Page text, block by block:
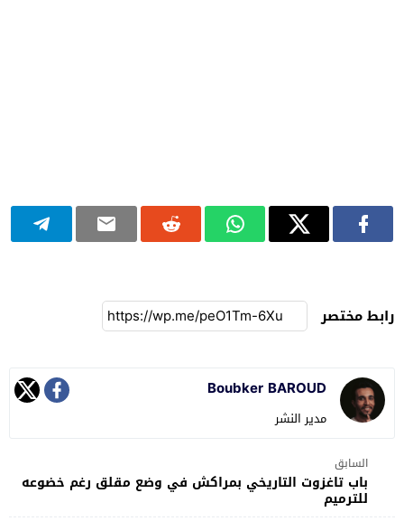
رابط مختصر
Boubker BAROUD
مدير النشر
السابق
باب تاغزوت التاريخي بمراكش في وضع مقلق رغم خضوعه
للترميم